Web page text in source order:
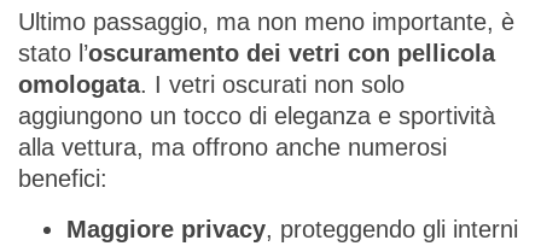
Ultimo passaggio, ma non meno importante, è
stato l’oscuramento dei vetri con pellicola
omologata. I vetri oscurati non solo
aggiungono un tocco di eleganza e sportività
alla vettura, ma offrono anche numerosi
benefici:
Maggiore privacy, proteggendo gli interni